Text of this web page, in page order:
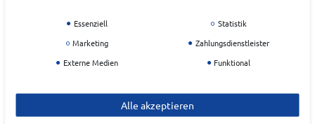
EU Verantwortlicher
Essenziell
Statistik
Marketing
Zahlungsdienstleister
Externe Medien
Funktional
Alle akzeptieren